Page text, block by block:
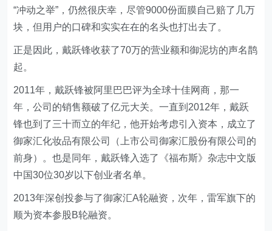
“冲动之举”，仍然很庆幸，尽管9000份面膜自己赔了几万
块，但用户的口碑和实实在在的名头也打出去了。
正是因此，戴跃锋收获了70万的营业额和御泥坊的声名鹊
起。
2011年，戴跃锋被阿里巴巴评为全球十佳网商，那一
年，公司的销售额破了亿元大关。一直到2012年，戴跃
锋也到了三十而立的年纪，他开始考虑引入资本，成立了
御家汇化妆品有限公司（上市公司御家汇股份有限公司的
前身）。也是同年，戴跃锋入选了《福布斯》杂志中文版
中国30位30岁以下创业者名单。
2013年深创投参与了御家汇A轮融资，次年，雷军旗下的
顺为资本参股B轮融资。